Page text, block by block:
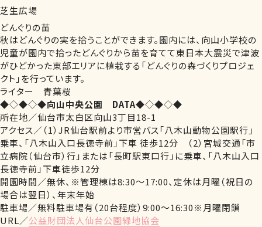
芝生広場
どんぐりの苗
秋はどんぐりの実を拾うことができます。園内には、向山小学校の
児童が園内で拾ったどんぐりから苗を育てて東日本大震災で津波
がひどかった東部エリアに植栽する「どんぐりの森づくりプロジェ
クト」を行っています。
ライター 青葉桜
◆◇◆◇◆向山中央公園 DATA◆◇◆◇◆
所在地／仙台市太白区向山3丁目18-1
アクセス／（1）JR仙台駅前より市営バス「八木山動物公園駅行」
乗車、「八木山入口長徳寺前」下車 徒歩12分 （2）宮城交通「市
立病院（仙台市）行」または「長町駅東口行」に乗車、「八木山入口
長徳寺前」下車徒歩12分
開園時間／無休、※管理棟は8:30～17:00、定休は月曜（祝日の
場合は翌日）、年末年始
駐車場／無料駐車場有（20台程度）9:00～16:30※月曜閉鎖
URL／公益財団法人仙台公園緑地協会